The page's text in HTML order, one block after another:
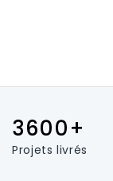
3600+
Projets livrés